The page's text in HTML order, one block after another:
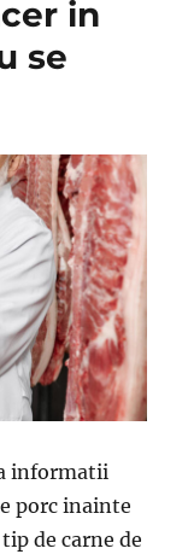
in
se
informatii
porc inainte
de carne de